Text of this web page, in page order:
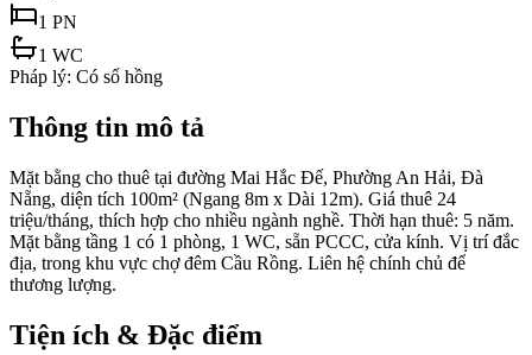
1 PN
1 WC
Pháp lý: Có sổ hồng
Thông tin mô tả
Mặt bằng cho thuê tại đường Mai Hắc Đế, Phường An Hải, Đà
Nẵng, diện tích 100m² (Ngang 8m x Dài 12m). Giá thuê 24
triệu/tháng, thích hợp cho nhiều ngành nghề. Thời hạn thuê: 5 năm.
Mặt bằng tầng 1 có 1 phòng, 1 WC, sẵn PCCC, cửa kính. Vị trí đắc
địa, trong khu vực chợ đêm Cầu Rồng. Liên hệ chính chủ để
thương lượng.
Tiện ích & Đặc điểm